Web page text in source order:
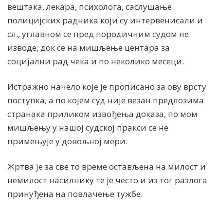
вештака, лекара, психолога, саслушање
полицијских радника који су интервенисали и
сл., углавном се пред породичним судом не
изводе, док се на мишљење центара за
социјални рад чека и по неколико месеци.
Истражно начело које је прописано за ову врсту
поступка, а по којем суд није везан предлозима
странака приликом извођења доказа, по мом
мишљењу у нашој судској пракси се не
примењује у довољној мери.
Жртва је за све то време остављена на милост и
немилост насилнику те је често и из тог разлога
принуђена на повлачење тужбе.